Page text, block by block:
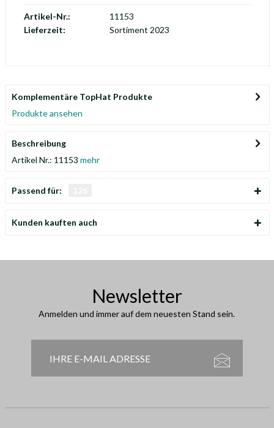
Artikel-Nr.:
11153
Lieferzeit:
Sortiment 2023
Komplementäre TopHat Produkte
Produkte ansehen
Beschreibung
Artikel Nr.: 11153 mehr
Passend für:
Kunden kauften auch
Newsletter
Anmelden und immer auf dem neuesten Stand sein.